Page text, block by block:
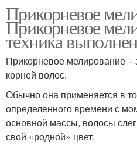
Прикорневое
Прикорневое
техника
Прикорневое мелирование –
корней волос.
Обычно она применяется в
определенного времени с
основной массы, волосы
свой «родной» цвет.